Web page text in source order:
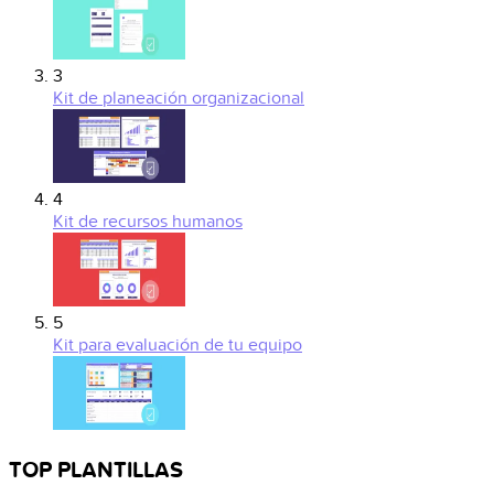
3
Kit de planeación organizacional
4
Kit de recursos humanos
5
Kit para evaluación de tu equipo
TOP PLANTILLAS